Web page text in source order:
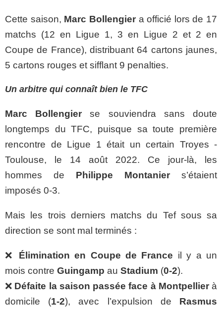
Cette saison, Marc Bollengiera officié lors de 17
matchs (12 en Ligue 1, 3 en Ligue 2 et 2 en
Coupe de France), distribuant 64 cartons jaunes,
5 cartons rouges et sifflant 9 penalties.
Un arbitre qui connaît bien le TFC
Marc Bollengier se souviendra sans doute
longtemps du TFC, puisque sa toute première
rencontre de Ligue 1 était un certain Troyes -
Toulouse, le 14 août 2022. Ce jour-là, les
hommes de Philippe Montanier s’étaient
imposés 0-3.
Mais les trois derniers matchs du Tef sous sa
direction se sont mal terminés :
❌ Élimination en Coupe de France il y a un
mois contre Guingamp au Stadium (0-2).
❌ Défaite la saison passée face à Montpellierà
domicile (1-2), avec l’expulsion de Rasmus